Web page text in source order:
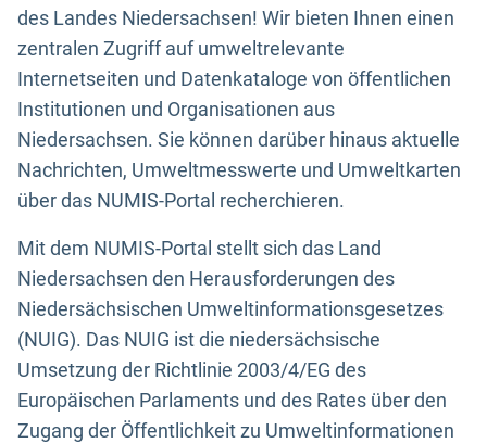
des Landes Niedersachsen! Wir bieten Ihnen einen
zentralen Zugriff auf umweltrelevante
Internetseiten und Datenkataloge von öffentlichen
Institutionen und Organisationen aus
Niedersachsen. Sie können darüber hinaus aktuelle
Nachrichten, Umweltmesswerte und Umweltkarten
über das NUMIS-Portal recherchieren.
Mit dem NUMIS-Portal stellt sich das Land
Niedersachsen den Herausforderungen des
Niedersächsischen Umweltinformationsgesetzes
(NUIG). Das NUIG ist die niedersächsische
Umsetzung der Richtlinie 2003/4/EG des
Europäischen Parlaments und des Rates über den
Zugang der Öffentlichkeit zu Umweltinformationen